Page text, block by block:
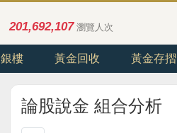
201,692,107 瀏覽人次
銀樓 黃金回收 黃金存摺
論股說金 組合分析